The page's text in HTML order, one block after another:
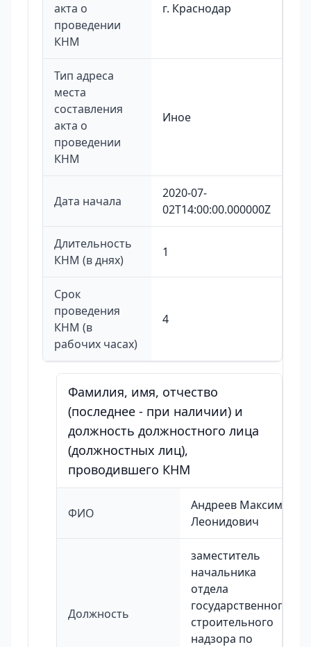
акта о
проведении
КНМ
г. Краснодар
Тип адреса
места
составления
акта о
проведении
КНМ
Иное
Дата начала
2020-07-
02T14:00:00.000000Z
Длительность
КНМ (в днях)
1
Срок
проведения
КНМ (в
рабочих часах)
4
Фамилия, имя, отчество
(последнее - при наличии) и
должность должностного лица
(должностных лиц),
проводившего КНМ
ФИО
Андреев Максим
Леонидович
Должность
заместитель
начальника
отдела
государственного
строительного
надзора по